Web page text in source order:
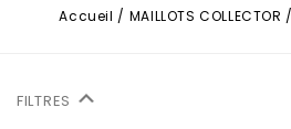
Accueil / MAILLOTS COLLECTOR /
FILTRES